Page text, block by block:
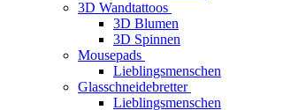
3D Wandtattoos
3D Blumen
3D Spinnen
Mousepads
Lieblingsmenschen
Glasschneidebretter
Lieblingsmenschen